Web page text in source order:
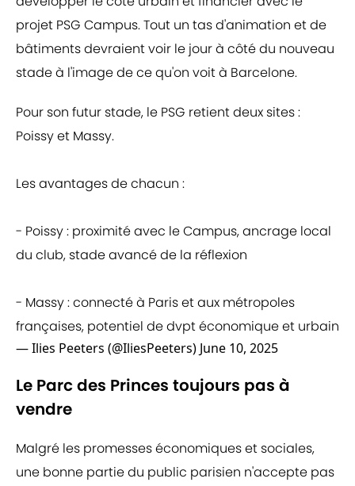
projet PSG Campus. Tout un tas d'animation et de
bâtiments devraient voir le jour à côté du nouveau
stade à l'image de ce qu'on voit à Barcelone.
Pour son futur stade, le PSG retient deux sites :
Poissy et Massy.
Les avantages de chacun :
- Poissy : proximité avec le Campus, ancrage local
du club, stade avancé de la réflexion
- Massy : connecté à Paris et aux métropoles
françaises, potentiel de dvpt économique et urbain
— Ilies Peeters (@IliesPeeters) June 10, 2025
Le Parc des Princes toujours pas à
vendre
Malgré les promesses économiques et sociales,
une bonne partie du public parisien n'accepte pas